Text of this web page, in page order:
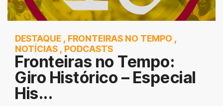
DESTAQUE , FRONTEIRAS NO TEMPO ,
NOTÍCIAS , PODCASTS
Fronteiras no Tempo:
Giro Histórico – Especial
His...